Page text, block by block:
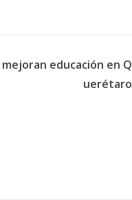
educación en Q
uerétaro